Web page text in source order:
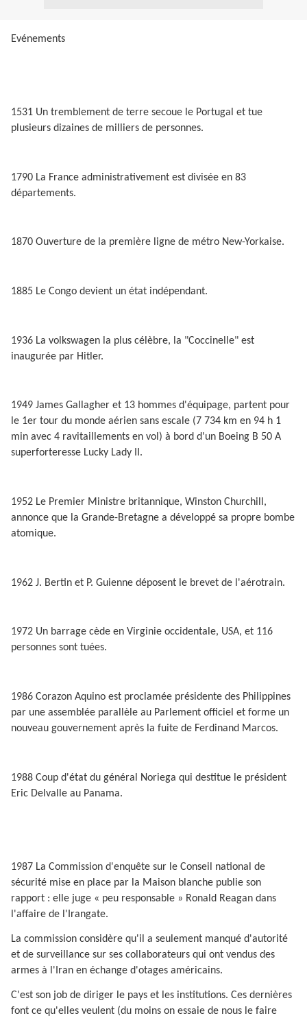
Evénements
1531 Un tremblement de terre secoue le Portugal et tue
plusieurs dizaines de milliers de personnes.
1790 La France administrativement est divisée en 83
départements.
1870 Ouverture de la première ligne de métro New-Yorkaise.
1885 Le Congo devient un état indépendant.
1936 La volkswagen la plus célèbre, la "Coccinelle" est
inaugurée par Hitler.
1949 James Gallagher et 13 hommes d'équipage, partent pour
le 1er tour du monde aérien sans escale (7 734 km en 94 h 1
min avec 4 ravitaillements en vol) à bord d'un Boeing B 50 A
superforteresse Lucky Lady II.
1952 Le Premier Ministre britannique, Winston Churchill,
annonce que la Grande-Bretagne a développé sa propre bombe
atomique.
1962 J. Bertin et P. Guienne déposent le brevet de l'aérotrain.
1972 Un barrage cède en Virginie occidentale, USA, et 116
personnes sont tuées.
1986 Corazon Aquino est proclamée présidente des Philippines
par une assemblée parallèle au Parlement officiel et forme un
nouveau gouvernement après la fuite de Ferdinand Marcos.
1988 Coup d'état du général Noriega qui destitue le président
Eric Delvalle au Panama.
1987 La Commission d'enquête sur le Conseil national de
sécurité mise en place par la Maison blanche publie son
rapport : elle juge « peu responsable » Ronald Reagan dans
l'affaire de l'Irangate.
La commission considère qu'il a seulement manqué d'autorité
et de surveillance sur ses collaborateurs qui ont vendus des
armes à l'Iran en échange d'otages américains.
C'est son job de diriger le pays et les institutions. Ces dernières
font ce qu'elles veulent (du moins on essaie de nous le faire